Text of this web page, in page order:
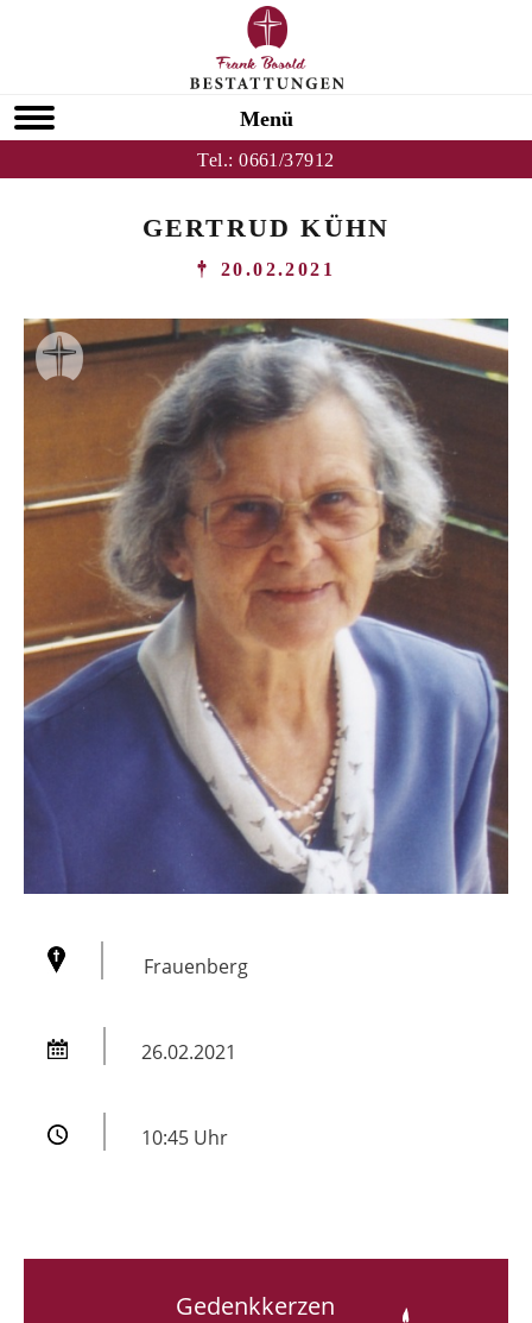
Menü
Tel.:0661/37912
GERTRUD KÜHN
20.02.2021
Frauenberg
26.02.2021
10:45 Uhr
Gedenkkerzen